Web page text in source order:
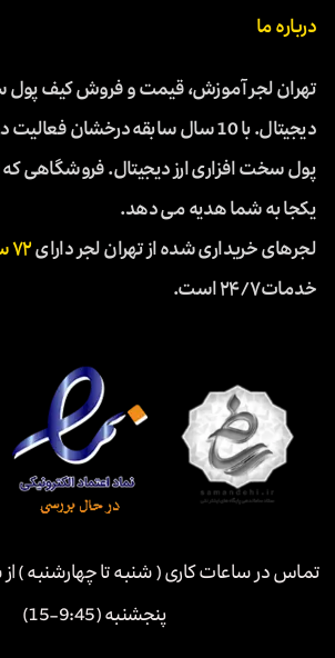
درباره ما
تهران لجر آموزش، قیمت و فروش کیف پول
دیجیتال. با 10 سال سابقه درخشان
پول سخت افزاری ارز دیجیتال. فروشگاهی
یکجا به شما هدیه می دهد.
لجرهای خریداری شده از تهران لجر دارای۷۲ ساعت مهلت تست
خدمات ۲۴/۷ است.
تماس در ساعات کاری ( شنبه تا چهارشنبه ) از ساعت
پنجشنبه (9:45-15)